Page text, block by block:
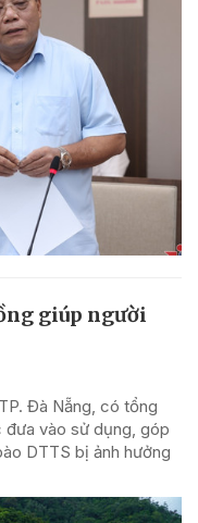
giúp người
Đà Nẵng, có tổng
vào sử dụng, góp
DTTS bị ảnh hưởng